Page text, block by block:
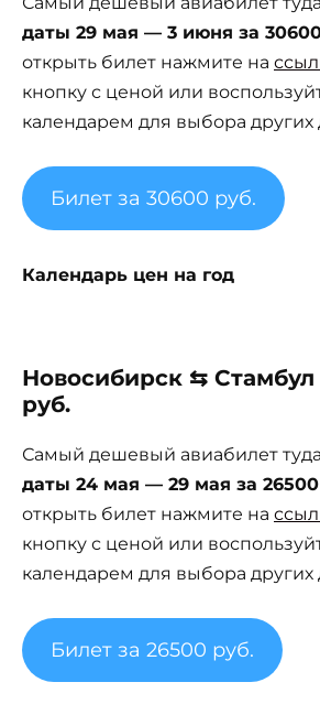
даты 29 мая — 3 июня за
открыть билет нажмите на
кнопку с ценой или
календарем для выбора других
Билет за 30600 руб.
Календарь цен на год
Новосибирск ⇆ Стамбул
руб.
Самый дешевый авиабилет
даты 24 мая — 29 мая за
открыть билет нажмите на
кнопку с ценой или
календарем для выбора других
Билет за 26500 руб.